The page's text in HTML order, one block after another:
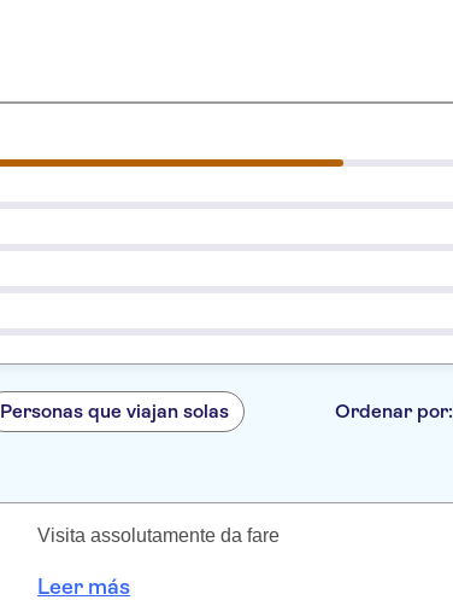
Personas que viajan solas
Ordenar por:
Visita assolutamente da fare
Leer más